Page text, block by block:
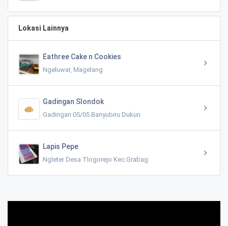
Lokasi Lainnya
Eathree Cake n Cookies
Ngeluwar, Magelang
Gadingan Slondok
Gadingan 05/05 Banyubiru Dukun
Lapis Pepe
Ngleter Desa Tlogorejo Kec.Grabag